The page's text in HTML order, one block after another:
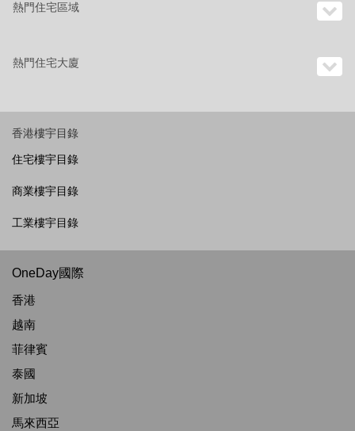
熱門住宅區域
熱門住宅大廈
香港樓宇目錄
住宅樓宇目錄
商業樓宇目錄
工業樓宇目錄
OneDay國際
香港
越南
菲律賓
泰國
新加坡
馬來西亞